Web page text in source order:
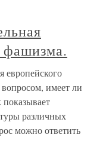
фашизма.
европейского
имеет ли
различных
можно ответить